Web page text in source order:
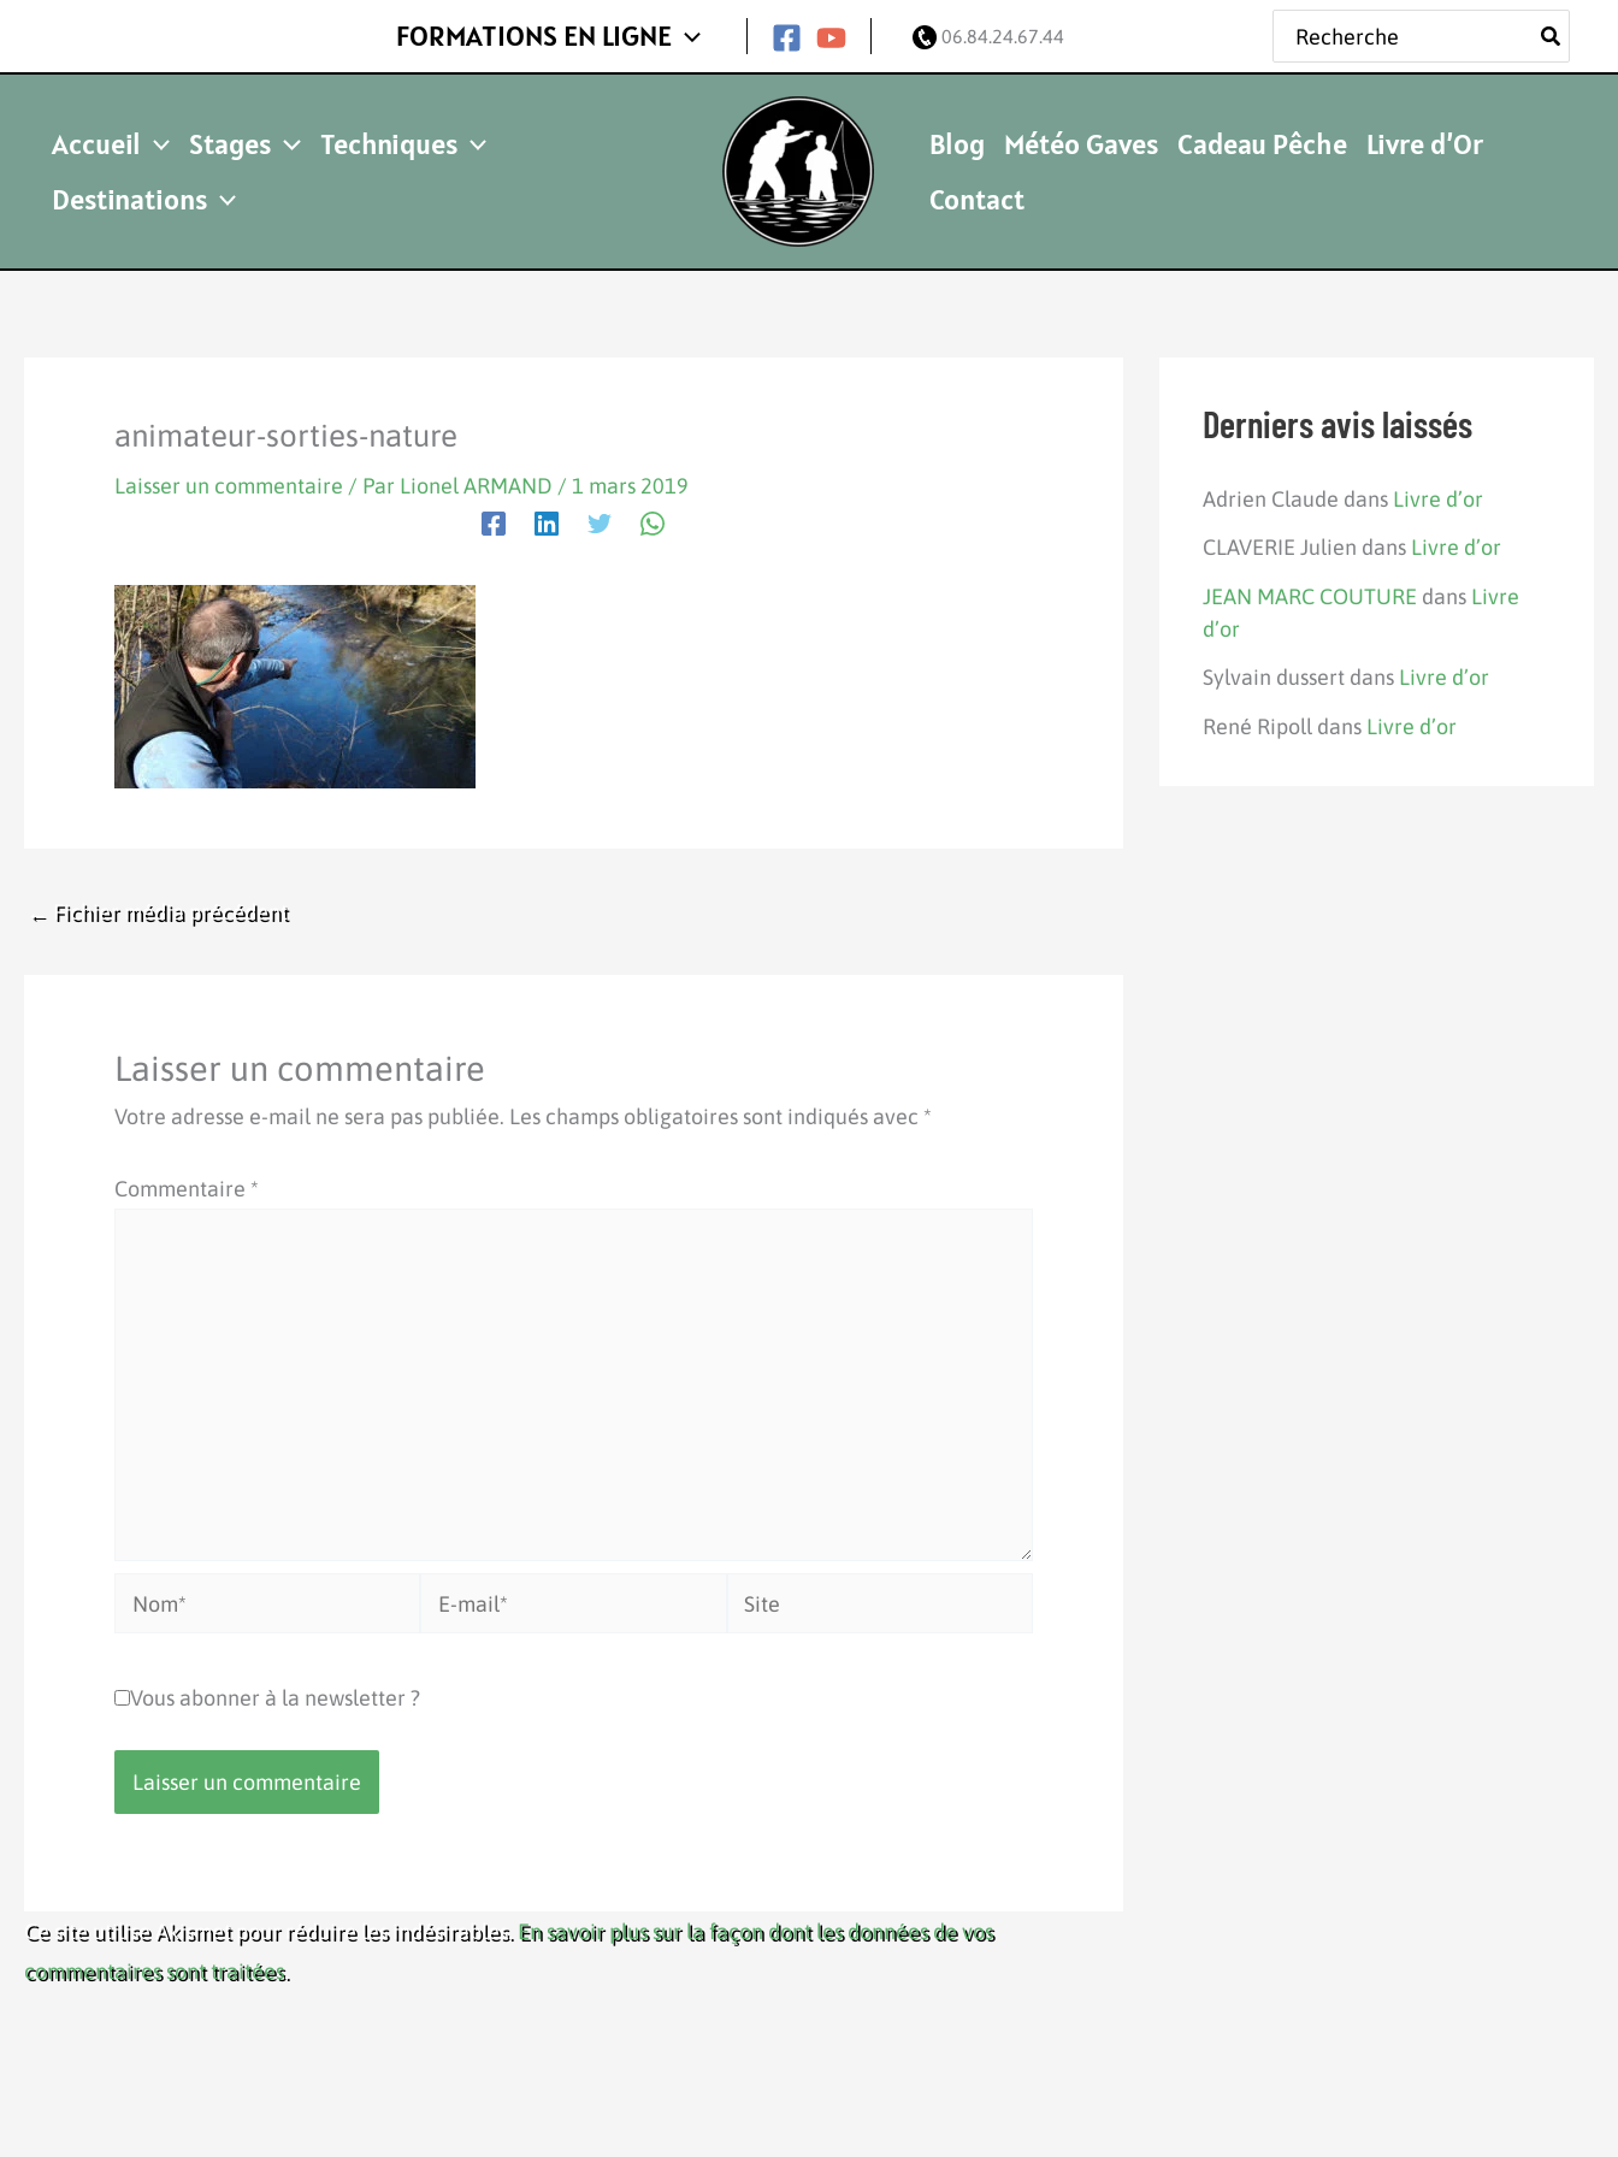
FORMATIONS EN LIGNE 06.84.24.67.44
Rechercher:
Accueil Stages
Techniques
Destinations
Blog Météo Gaves Cadeau Pêche Livre d’Or
Contact
animateur-sorties-nature
Laisser un commentaire / Par Lionel ARMAND / 1 mars 2019
← Fichier média précédent
Laisser un commentaire
Votre adresse e-mail ne sera pas publiée. Les champs obligatoires sont indiqués avec *
Commentaire *
Nom* Site
Vous abonner à la newsletter ?
Ce site utilise Akismet pour réduire les indésirables. En savoir plus sur la façon dont les données de vos
commentaires sont traitées.
Derniers avis laissés
Adrien Claude dans Livre d’or
CLAVERIE Julien dans Livre d’or
JEAN MARC COUTURE dans Livre
d’or
Sylvain dussertdans Livre d’or
René Ripolldans Livre d’or